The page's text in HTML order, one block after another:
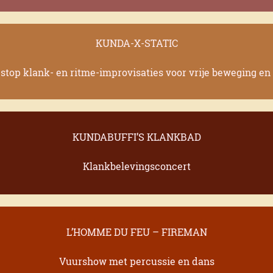
KUNDA-X-STATIC
klank- en ritme-improvisaties voor vrije beweging en
KUNDABUFFI’S KLANKBAD
Klankbelevingsconcert
L’HOMME DU FEU – FIREMAN
Vuurshow met percussie en dans